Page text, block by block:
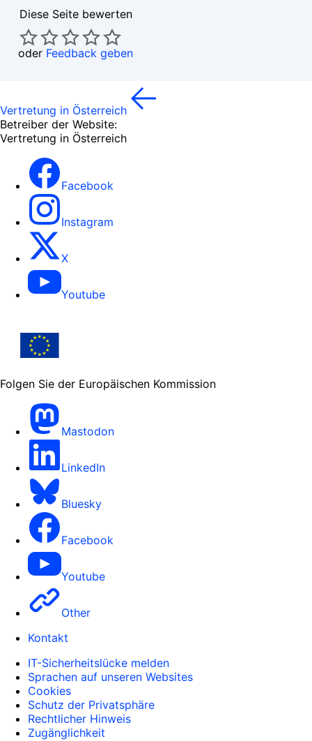
Diese Seite bewerten
oder Feedback geben
Vertretung in Österreich
Betreiber der Website:
Vertretung in Österreich
Facebook
Instagram
X
Youtube
Folgen Sie der Europäischen Kommission
Mastodon
LinkedIn
Bluesky
Facebook
Youtube
Other
Kontakt
IT-Sicherheitslücke melden
Sprachen auf unseren Websites
Cookies
Schutz der Privatsphäre
Rechtlicher Hinweis
Zugänglichkeit